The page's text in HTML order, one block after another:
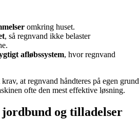
omkring huset.
, så regnvand ikke belaster
afløbssystem, hvor regnvand
at regnvand håndteres på egen grund
ofte den mest effektive løsning.
og tilladelser